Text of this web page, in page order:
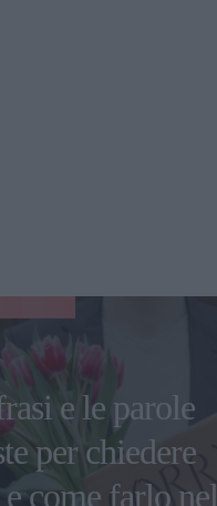
e le parole
per chiedere
e come farlo nel